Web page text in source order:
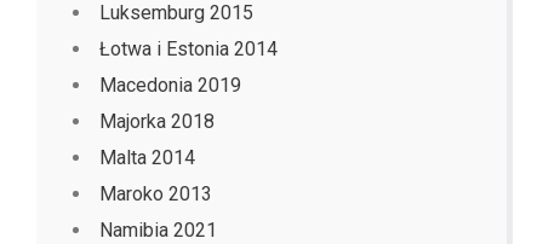
Luksemburg 2015
Łotwa i Estonia 2014
Macedonia 2019
Majorka 2018
Malta 2014
Maroko 2013
Namibia 2021